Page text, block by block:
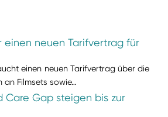
einen neuen Tarifvertrag für
einen neuen Tarifvertrag über die
an Filmsets sowie…
Care Gap steigen bis zur